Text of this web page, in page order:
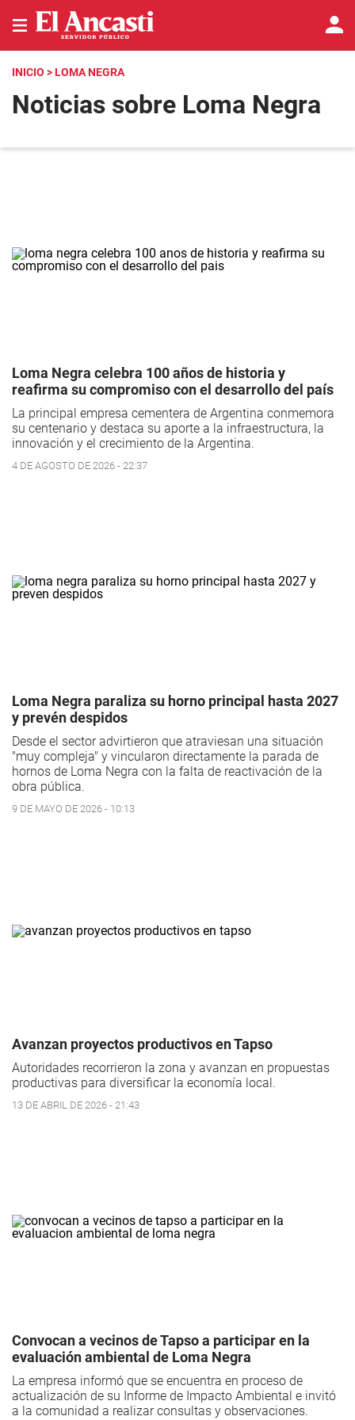
INICIO > LOMA NEGRA
Noticias sobre Loma Negra
Loma Negra celebra 100 años de historia y
reafirma su compromiso con el desarrollo del país
La principal empresa cementera de Argentina conmemora
su centenario y destaca su aporte a la infraestructura, la
innovación y el crecimiento de la Argentina.
4 DE AGOSTO DE 2026 - 22:37
Loma Negra paraliza su horno principal hasta 2027
y prevén despidos
Desde el sector advirtieron que atraviesan una situación
"muy compleja" y vincularon directamente la parada de
hornos de Loma Negra con la falta de reactivación de la
obra pública.
9 DE MAYO DE 2026 - 10:13
Avanzan proyectos productivos en Tapso
Autoridades recorrieron la zona y avanzan en propuestas
productivas para diversificar la economía local.
13 DE ABRIL DE 2026 - 21:43
Convocan a vecinos de Tapso a participar en la
evaluación ambiental de Loma Negra
La empresa informó que se encuentra en proceso de
actualización de su Informe de Impacto Ambiental e invitó
a la comunidad a realizar consultas y observaciones.